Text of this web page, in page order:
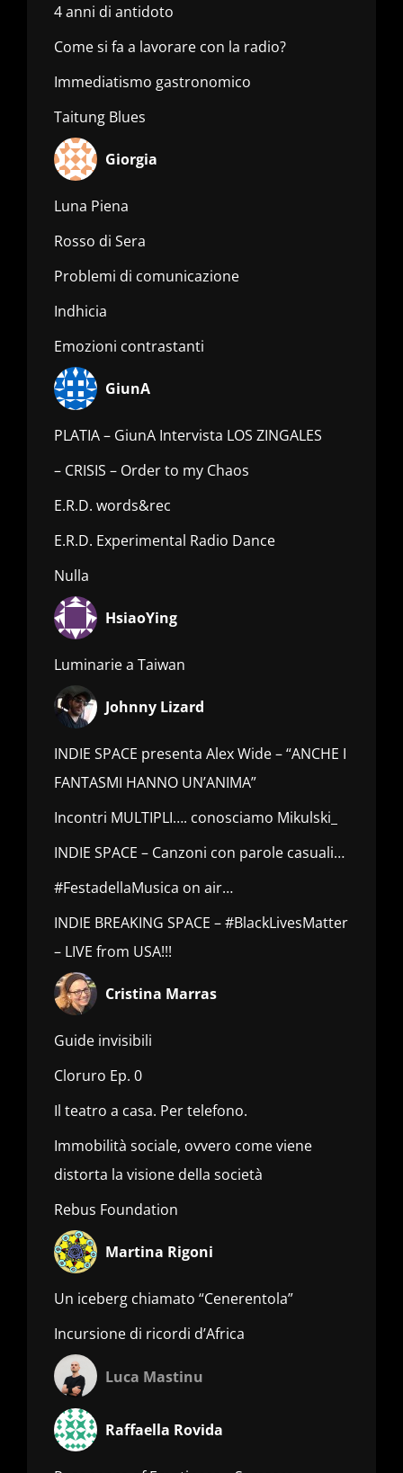
4 anni di antidoto
Come si fa a lavorare con la radio?
Immediatismo gastronomico
Taitung Blues
Giorgia
Luna Piena
Rosso di Sera
Problemi di comunicazione
Indhicia
Emozioni contrastanti
GiunA
PLATIA – GiunA Intervista LOS ZINGALES
– CRISIS – Order to my Chaos
E.R.D. words&rec
E.R.D. Experimental Radio Dance
Nulla
HsiaoYing
Luminarie a Taiwan
Johnny Lizard
INDIE SPACE presenta Alex Wide – “ANCHE I
FANTASMI HANNO UN’ANIMA”
Incontri MULTIPLI…. conosciamo Mikulski_
INDIE SPACE – Canzoni con parole casuali…
#FestadellaMusica on air…
INDIE BREAKING SPACE – #BlackLivesMatter
– LIVE from USA!!!
Cristina Marras
Guide invisibili
Cloruro Ep. 0
Il teatro a casa. Per telefono.
Immobilità sociale, ovvero come viene
distorta la visione della società
Rebus Foundation
Martina Rigoni
Un iceberg chiamato “Cenerentola”
Incursione di ricordi d’Africa
Luca Mastinu
Raffaella Rovida